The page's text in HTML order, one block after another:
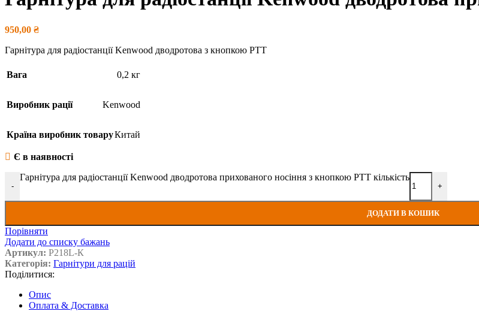
950,00 ₴
Гарнітура для радіостанції Kenwood дводротова з кнопкою PTT
Вага 0,2 кг
Виробник рації Kenwood
Країна виробник товаруКитай
Є в наявності
-
Гарнітура для радіостанції Kenwood дводротова прихованого носіння з кнопкою PTT кількість
+
ДОДАТИ В КОШИК
Порівняти
Додати до списку бажань
Артикул: P218L-К
Категорія: Гарнітури для рацій
Поділитися:
Опис
Оплата & Доставка